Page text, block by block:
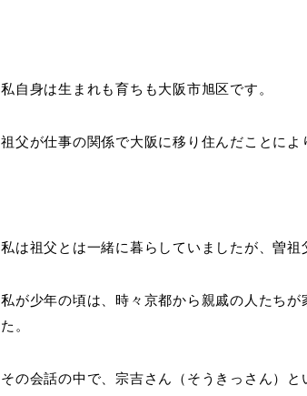
私自身は生まれも育ちも大阪市旭区です。
祖父が仕事の関係で大阪に移り住んだことによ
私は祖父とは一緒に暮らしていましたが、曽
私が少年の頃は、時々京都から親戚の人たち
た。
その会話の中で、宗吉さん（そうきっさん）と